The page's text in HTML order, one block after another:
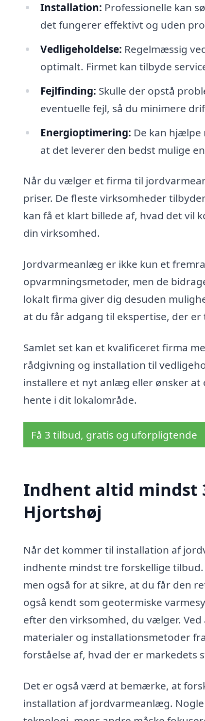
Installation: Professionelle kan
det fungerer effektivt og uden
Vedligeholdelse: Regelmæssig
optimalt. Firmet kan tilbyde
Fejlfinding: Skulle der opstå
eventuelle fejl, så du minimere
Energioptimering: De kan hjælpe
at det leverer den bedst mulige
Når du vælger et firma til
priser. De fleste virksomheder
kan få et klart billede af, hvad det vil
din virksomhed.
Jordvarmeanlæg er ikke kun et
opvarmningsmetoder, men de
lokalt firma giver dig desuden
at du får adgang til ekspertise, der
Samlet set kan et kvalificeret firma
rådgivning og installation til
installere et nyt anlæg eller ønsker
hente i dit lokalområde.
Få 3 tilbud, gratis og uforpligtende
Indhent altid mindst
Hjortshøj
Når det kommer til installation af
indhente mindst tre forskellige
men også for at sikre, at du får den
også kendt som geotermiske
efter den virksomhed, du vælger.
materialer og installationsmetoder
forståelse af, hvad der er markedets
Det er også værd at bemærke, at
installation af jordvarmeanlæg.